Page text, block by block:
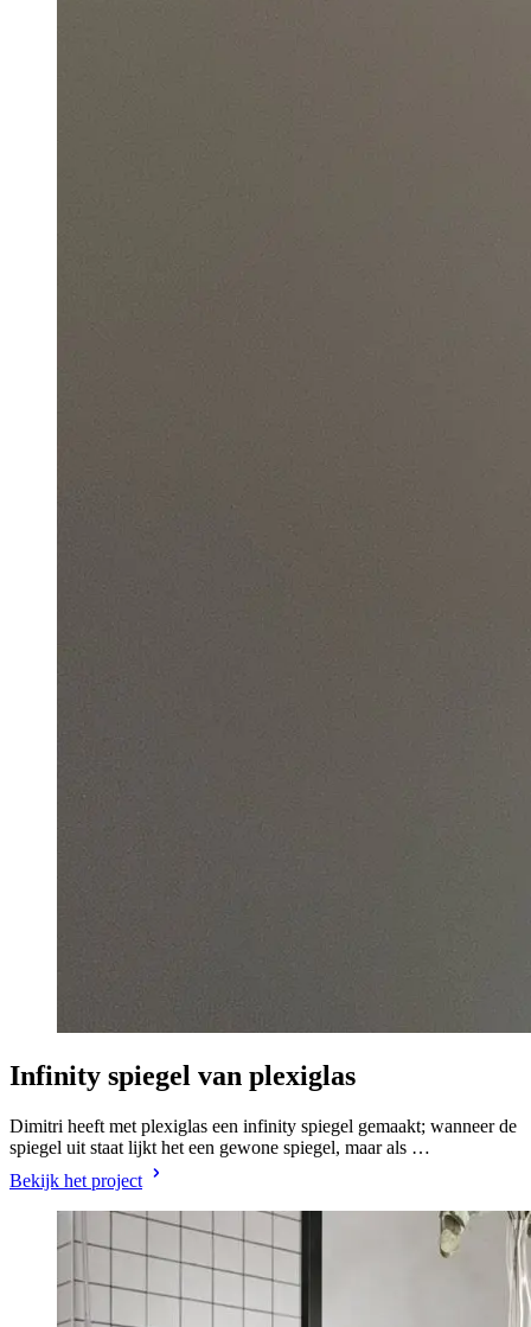
Infinity spiegel van plexiglas
Dimitri heeft met plexiglas een infinity spiegel gemaakt; wanneer de
spiegel uit staat lijkt het een gewone spiegel, maar als …
Bekijk het project